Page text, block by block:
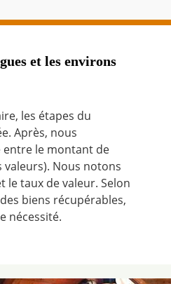
et les environs
les étapes du
Après, nous
entre le montant de
Nous notons
le taux de valeur. Selon
biens récupérables,
nécessité.